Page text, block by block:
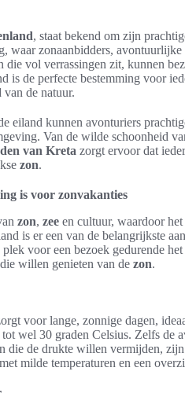
, staat bekend om zijn
waar zonaanbidders,
die vol verrassingen zit, kunnen
is de perfecte bestemming voor
de natuur.
eiland kunnen avonturiers
Van de wilde schoonheid
van Kreta zorgt ervoor dat
zon.
is voor zonvakanties
zon, zee en cultuur, waardoor
is er een van de belangrijkste
voor een bezoek gedurende
willen genieten van de zon.
voor lange, zonnige dagen,
wel 30 graden Celsius. Zelfs de
die de drukte willen vermijden,
milde temperaturen en een